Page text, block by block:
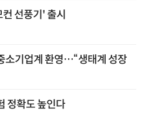
선풍기' 출시
소기업계 환영…“생태계 성장
정확도 높인다